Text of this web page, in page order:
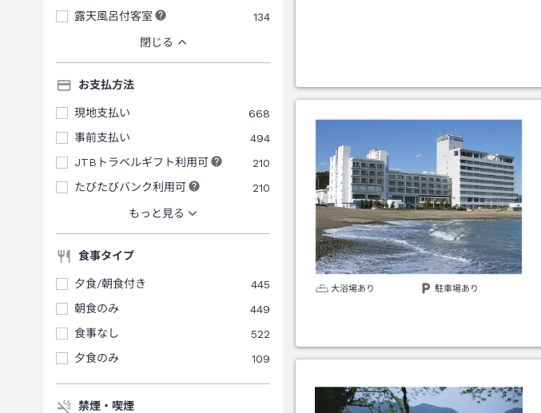
露天風呂付客室
134
閉じる
お支払方法
現地支払い
668
事前支払い
494
JTBトラベルギフト利用可
210
たびたびバンク利用可
210
もっと見る
食事タイプ
夕食/朝食付き
445
朝食のみ
449
食事なし
522
夕食のみ
109
禁煙・喫煙
大浴場あり 駐車場あり